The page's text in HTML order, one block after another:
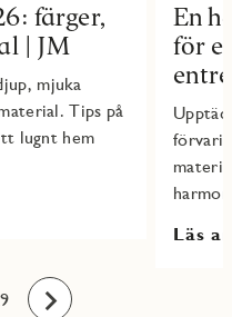
färger,
| JM
mjuka
Tips på
lugnt hem
En
för
entré
Läs
Framåt